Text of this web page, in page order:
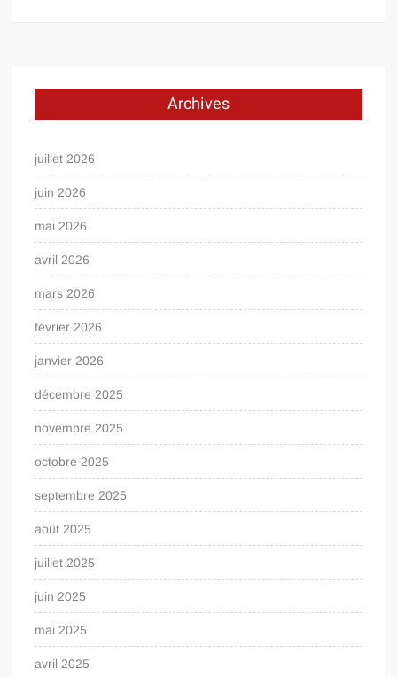
Archives
juillet 2026
juin 2026
mai 2026
avril 2026
mars 2026
février 2026
janvier 2026
décembre 2025
novembre 2025
octobre 2025
septembre 2025
août 2025
juillet 2025
juin 2025
mai 2025
avril 2025